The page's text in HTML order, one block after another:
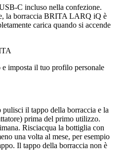
C incluso nella confezione.
la borraccia BRITA LARQ iQ è
carica quando si accende
e imposta il tuo profilo personale
pulisci il tappo della borraccia e la
prima del primo utilizzo.
Risciacqua la bottiglia con
una volta al mese, per esempio
Il tappo della borraccia non è